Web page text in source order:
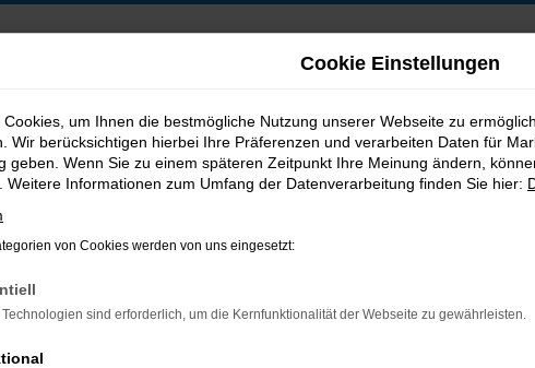
B2B-Shop
Jakob Trading GmbH
Cookie Einstellungen
Cookies, um Ihnen die bestmögliche Nutzung unserer Webseite zu
Wir berücksichtigen hierbei Ihre Präferenzen und verarbeiten Daten für
geben. Wenn Sie zu einem späteren Zeitpunkt Ihre Meinung ändern,
Weitere Informationen zum Umfang der Datenverarbeitung finden Sie hier:
von Cookies werden von uns eingesetzt:
Technologien sind erforderlich, um die Kernfunktionalität der Webseite zu gewährleisten.